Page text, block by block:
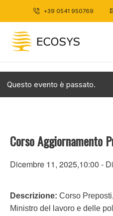
+39 0541 950769
Questo evento è passato.
Corso Aggiornamento
Dicembre 11, 2025,10:00 -
Descrizione: Corso
Ministro del lavoro e delle